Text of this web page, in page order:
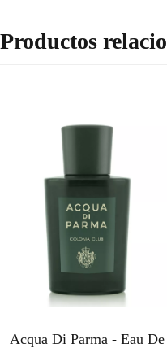
Productos
Acqua Di Parma - Eau De